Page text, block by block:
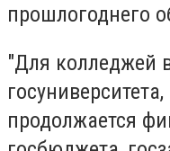
прошлогоднего
"Для колледжей
продолжается